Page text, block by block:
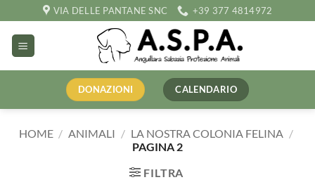
ai
contenuti
VIA DELLE PANTANE SNC +39 377 4814972
DONAZIONI CALENDARIO
HOME / ANIMALI / LA NOSTRA COLONIA FELINA /
PAGINA 2
FILTRA